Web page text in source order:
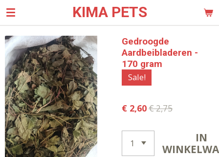
Ga
direct
naar
de
hoofdinhoud
KIMA PETS
Gedroogde
Aardbeibladeren -
170 gram
Sale!
€ 2,60€ 2,75
IN